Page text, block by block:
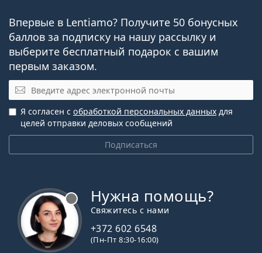
Впервые в Lentiamo? Получите 50 бонусных
баллов за подписку на нашу рассылку и
выберите бесплатный подарок с вашим
первым заказом.
Электронная почта
Подписаться
Я согласен с обработкой персональных данных для
целей отправки деловых сообщений
Нужна помощь?
Свяжитесь с нами
+372 602 6548
(Пн-Пт 8:30-16:00)